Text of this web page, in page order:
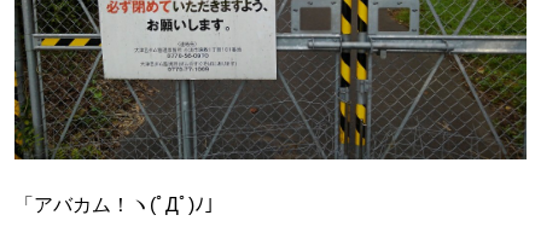
「アバカム！ヽ(ﾟДﾟ)ﾉ」